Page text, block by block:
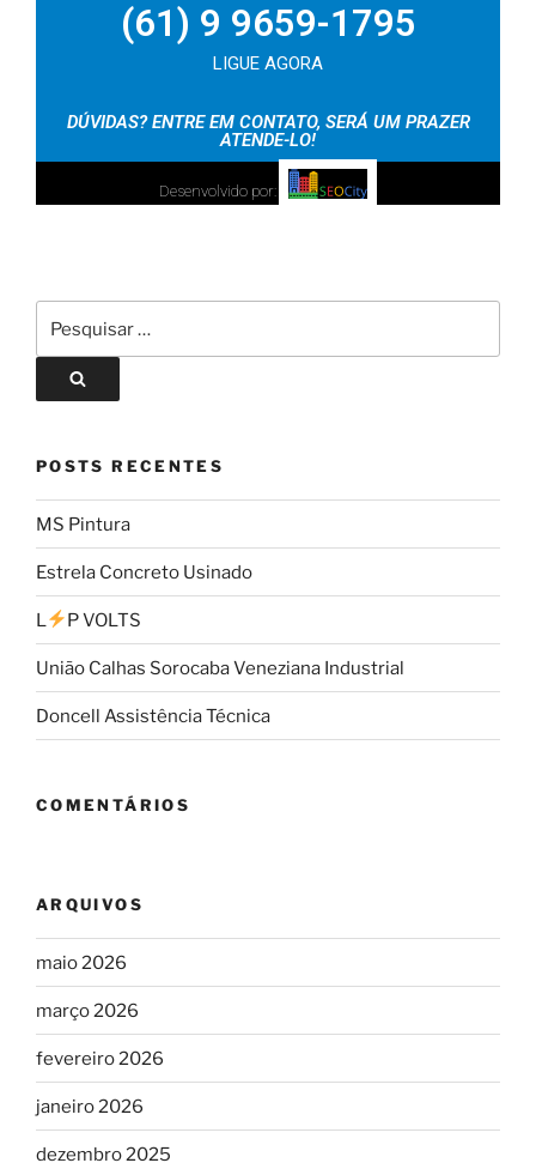
(61) 9 9659-1795
LIGUE AGORA
DÚVIDAS? ENTRE EM CONTATO, SERÁ UM PRAZER
ATENDE-LO!
Desenvolvido por:
POSTS RECENTES
MS Pintura
Estrela Concreto Usinado
L P VOLTS
União Calhas Sorocaba Veneziana Industrial
Doncell Assistência Técnica
COMENTÁRIOS
ARQUIVOS
maio 2026
março 2026
fevereiro 2026
janeiro 2026
dezembro 2025